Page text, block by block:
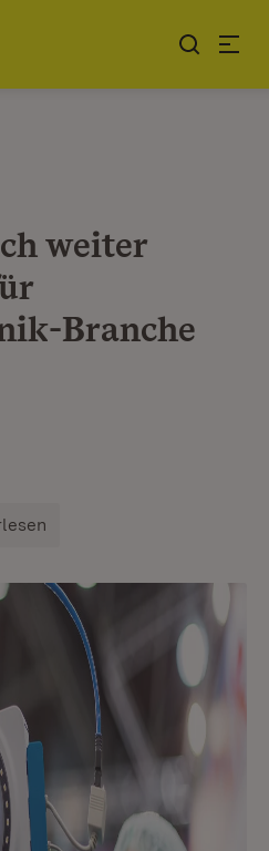
weiter
Branche